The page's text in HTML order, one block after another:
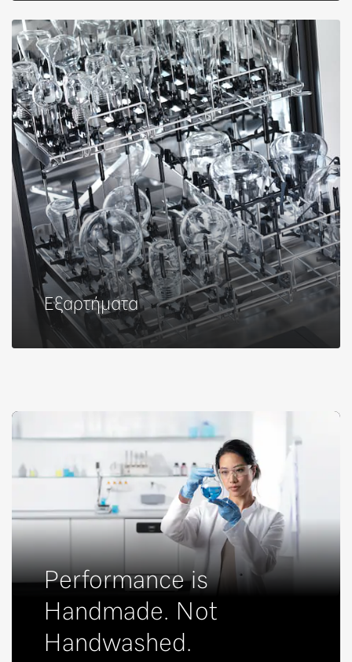
Εξαρτήματα
Performance is
Handmade. Not
Handwashed.